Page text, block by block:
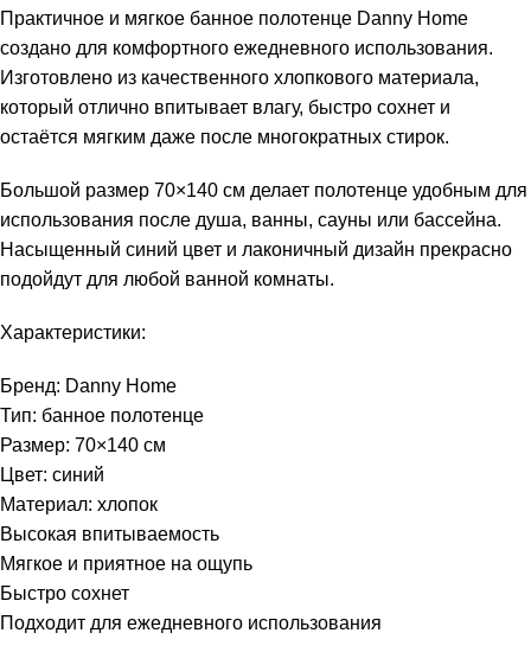
Практичное и мягкое банное полотенце Danny Home
создано для комфортного ежедневного использования.
Изготовлено из качественного хлопкового материала,
который отлично впитывает влагу, быстро сохнет и
остаётся мягким даже после многократных стирок.
Большой размер 70×140 см делает полотенце удобным для
использования после душа, ванны, сауны или бассейна.
Насыщенный синий цвет и лаконичный дизайн прекрасно
подойдут для любой ванной комнаты.
Характеристики:
Бренд: Danny Home
Тип: банное полотенце
Размер: 70×140 см
Цвет: синий
Материал: хлопок
Высокая впитываемость
Мягкое и приятное на ощупь
Быстро сохнет
Подходит для ежедневного использования